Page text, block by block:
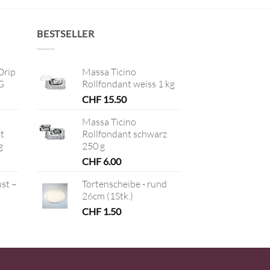
–
BESTSELLER
Massa Ticino
Rollfondant weiss 1 kg
CHF15.50
Massa Ticino
Rollfondant schwarz
250 g
CHF6.00
Tortenscheibe - rund
26cm (1Stk.)
CHF1.50